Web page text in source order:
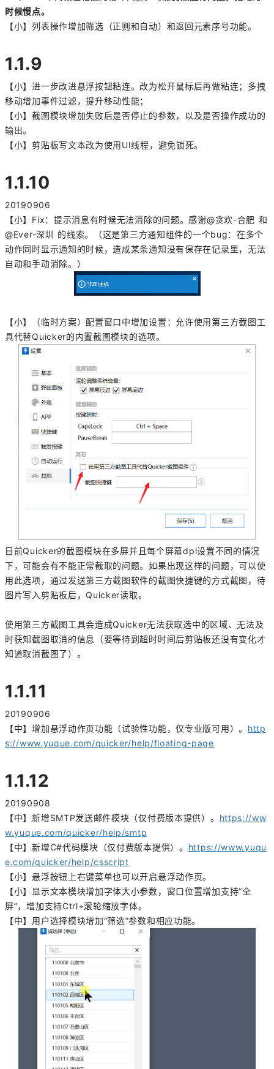
时候慢点。
【小】列表操作增加筛选（正则和自动）和返回元素序号功能。
1.1.9
【小】进一步改进悬浮按钮粘连。改为松开鼠标后再做粘连；多拽
移动增加事件过滤，提升移动性能；
【小】截图模块增加失败后是否停止的参数，以及是否操作成功的
输出。
【小】剪贴板写文本改为使用UI线程，避免锁死。
1.1.10
20190906
【小】Fix：提示消息有时候无法消除的问题。感谢@贪欢-合肥 和
@Ever-深圳 的线索。（这是第三方通知组件的一个bug：在多个
动作同时显示通知的时候，造成某条通知没有保存在记录里，无法
自动和手动消除。）
【小】（临时方案）配置窗口中增加设置：允许使用第三方截图工
具代替Quicker的内置截图模块的选项。
目前Quicker的截图模块在多屏并且每个屏幕dpi设置不同的情况
下，可能会有不能正常截取的问题。如果出现这样的问题，可以使
用此选项，通过发送第三方截图软件的截图快捷键的方式截图，待
图片写入剪贴板后，Quicker读取。
使用第三方截图工具会造成Quicker无法获取选中的区域、无法及
时获知截图取消的信息（要等待到超时时间后剪贴板还没有变化才
知道取消截图了）。
1.1.11
20190906
【中】增加悬浮动作页功能（试验性功能，仅专业版可用）。 http
s://www.yuque.com/quicker/help/floating-page
1.1.12
20190908
【中】新增SMTP发送邮件模块（仅付费版本提供）。 https://ww
w.yuque.com/quicker/help/smtp
【中】新增C#代码模块（仅付费版本提供）。 https://www.yuqu
e.com/quicker/help/csscript
【小】悬浮按钮上右键菜单也可以开启悬浮动作页。
【小】显示文本模块增加字体大小参数，窗口位置增加支持“全
屏”，增加支持Ctrl+滚轮缩放字体。
【中】用户选择模块增加“筛选”参数和相应功能。